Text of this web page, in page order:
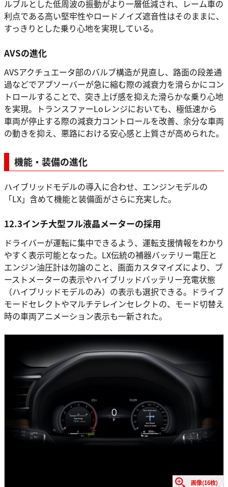
ルブルとした低周波の振動がより一層低減され、レーム車の
利点である高い堅牢性やロードノイズ遮音性はそのままに、
すっきりとした乗り心地を実現している。
AVSの進化
AVSアクチュエータ部のバルブ構造が見直し、路面の段差通
過などでアブソーバーが急に縮む際の減衰力を滑らかにコン
トロールすることで、突き上げ感を抑えた滑らかな乗り心地
を実現。トランスファーLoレンジにおいても、極低速から
車両が停止する際の減衰力コントロールを改善、余分な車両
の動きを抑え、悪路における安心感と上質さが高められた。
機能・装備の進化
ハイブリッドモデルの導入に合わせ、エンジンモデルの
「LX」含めて機能と装備面がさらに充実した。
12.3インチ大型フル液晶メーターの採用
ドライバーが運転に集中できるよう、運転支援情報をわかり
やすく表示可能となった。LX伝統の補器バッテリー電圧と
エンジン油圧計は勿論のこと、画面カスタマイズにより、ブ
ーストメーターの表示やハイブリッドバッテリー充電状態
（ハイブリッドモデルのみ）の表示も選択できる。ドライブ
モードセレクトやマルチテレインセレクトの、モード切替え
時の車両アニメーション表示も一新された。
画像(16枚)